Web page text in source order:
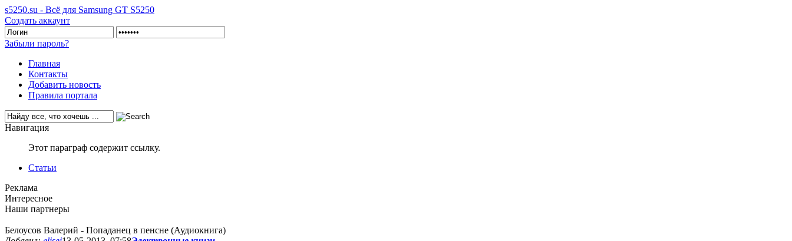
s5250.su - Всё для Samsung GT S5250
Создать аккаунт
Забыли пароль?
Главная
Контакты
Добавить новость
Правила портала
Навигация
Этот параграф содержит ссылку.
Статьи
Реклама
Интересное
Наши партнеры
Белоусов Валерий - Попаданец в пенсне (Аудиокнига)